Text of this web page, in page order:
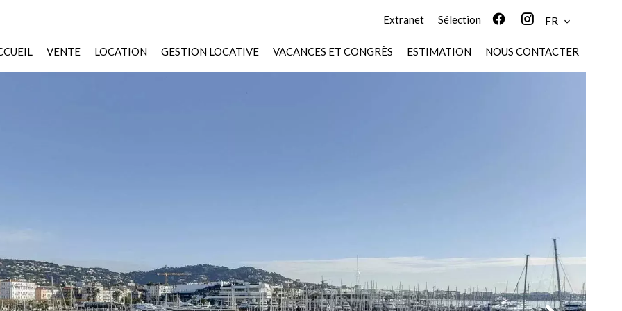
Extranet Sélection FR
VENTE LOCATION GESTION LOCATIVE VACANCES ET CONGRÈS ESTIMATION NOUS CONTACTER